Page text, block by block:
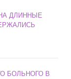
ДЛИННЫЕ
БОЛЬНОГО В